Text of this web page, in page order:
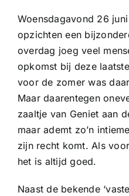
Woensdagavond 26
opzichten een
overdag joeg veel
opkomst bij deze
voor de zomer was
Maar daarentegen
zaaltje van Geniet aan
maar ademt zo’n
zijn recht komt. Als
het is altijd goed.
Naast de bekende